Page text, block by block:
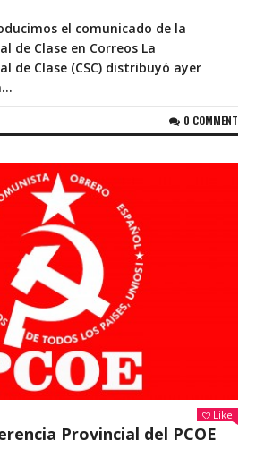
el comunicado de la
de Clase en Correos La
de Clase (CSC) distribuyó ayer
0 COMMENT
Like
Provincial del PCOE